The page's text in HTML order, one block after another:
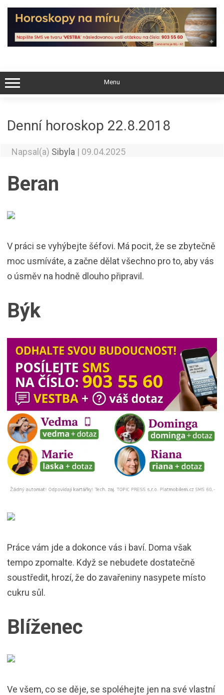
Skip
content
Menu
Denní horoskop 22.8.2018
Napsal(a) Sibyla | 09.04.2025
Beran
V práci se vyhýbejte šéfovi. Má pocit, že se zbytečně
moc usmíváte, a začne dělat všechno pro to, aby vás
o úsměv na hodně dlouho připravil.
Býk
Práce vám jde a dokonce vás i baví. Doma však
tempo zpomalte. Když se nebudete dostatečně
soustředit, hrozí, že do zavařeniny nasypete místo
cukru sůl.
Blíženec
Ve všem, co se děje, se spoléhejte jen na své vlastní